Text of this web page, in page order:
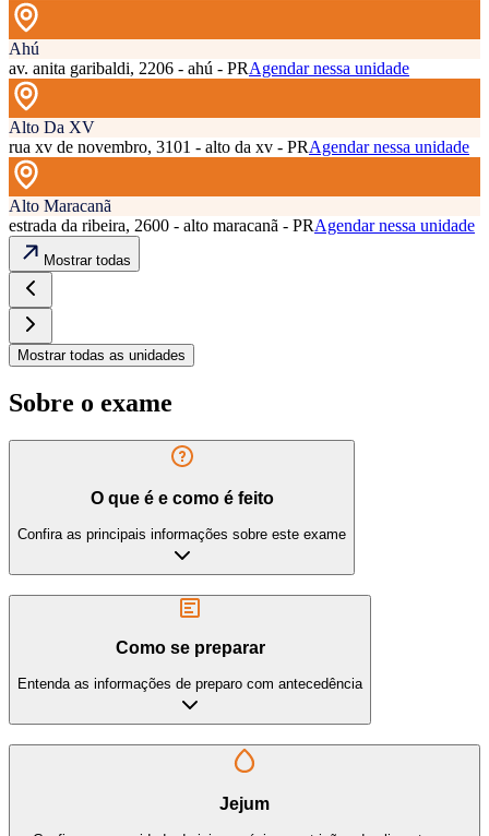
Ahú
av. anita garibaldi, 2206 - ahú - PRAgendar nessa unidade
Alto Da XV
rua xv de novembro, 3101 - alto da xv - PRAgendar nessa unidade
Alto Maracanã
estrada da ribeira, 2600 - alto maracanã - PRAgendar nessa unidade
Mostrar todas
Mostrar todas as unidades
Sobre o exame
O que é e como é feito
Confira as principais informações sobre este exame
Como se preparar
Entenda as informações de preparo com antecedência
Jejum